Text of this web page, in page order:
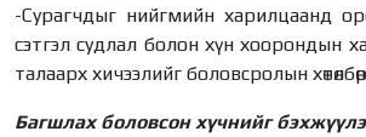
-Сурагчдыг нийгмийн харилцаанд
сэтгэл судлал болон хүн хоорондын
талаарх хичээлийг боловсролын
Багшлах боловсон хүчнийг